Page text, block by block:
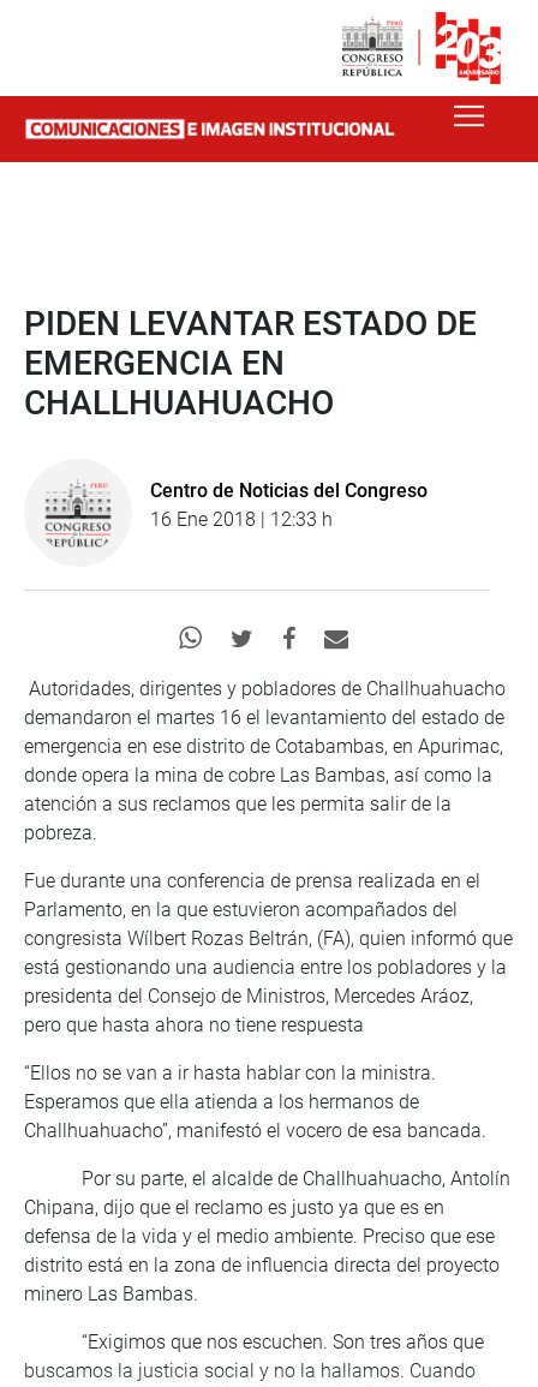
PIDEN LEVANTAR ESTADO DE
EMERGENCIA EN
CHALLHUAHUACHO
Centro de Noticias del Congreso
16 Ene 2018 | 12:33 h
Autoridades, dirigentes y pobladores de Challhuahuacho
demandaron el martes 16 el levantamiento del estado de
emergencia en ese distrito de Cotabambas, en Apurimac,
donde opera la mina de cobre Las Bambas, así como la
atención a sus reclamos que les permita salir de la
pobreza.
Fue durante una conferencia de prensa realizada en el
Parlamento, en la que estuvieron acompañados del
congresista Wílbert Rozas Beltrán, (FA), quien informó que
está gestionando una audiencia entre los pobladores y la
presidenta del Consejo de Ministros, Mercedes Aráoz,
pero que hasta ahora no tiene respuesta
“Ellos no se van a ir hasta hablar con la ministra.
Esperamos que ella atienda a los hermanos de
Challhuahuacho”, manifestó el vocero de esa bancada.
Por su parte, el alcalde de Challhuahuacho, Antolín
Chipana, dijo que el reclamo es justo ya que es en
defensa de la vida y el medio ambiente. Preciso que ese
distrito está en la zona de influencia directa del proyecto
minero Las Bambas.
“Exigimos que nos escuchen. Son tres años que
buscamos la justicia social y no la hallamos. Cuando